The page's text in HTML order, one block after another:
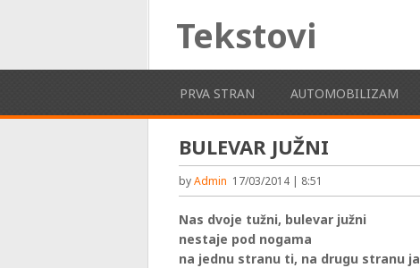
Tekstovi
PRVA STRAN AUTOMOBILIZAM
BULEVAR JUŽNI
byAdmin 17/03/2014 | 8:51
Nas dvoje tužni, bulevar južni
nestaje pod nogama
na jednu stranu ti, na drugu stranu ja